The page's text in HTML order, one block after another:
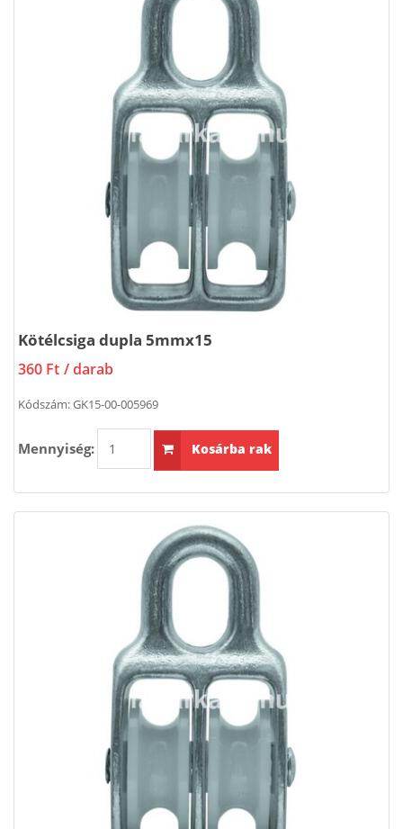
Kötélcsiga dupla 5mmx15
360 Ft / darab
Kódszám:GK15-00-005969
Mennyiség: Kosárba rak